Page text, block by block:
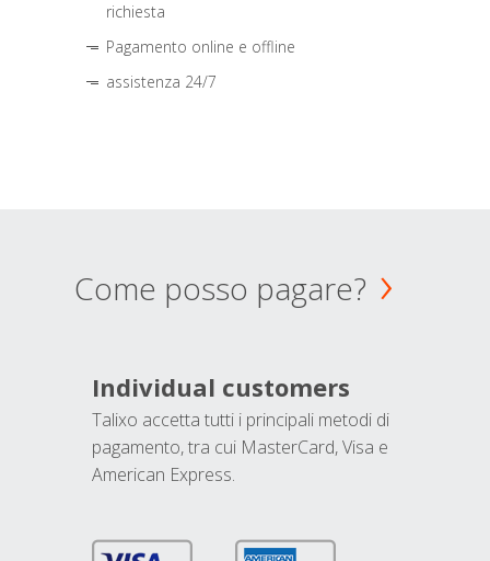
richiesta
Pagamento online e offline
assistenza 24/7
Come posso pagare?
Individual customers
Talixo accetta tutti i principali metodi di
pagamento, tra cui MasterCard, Visa e
American Express.